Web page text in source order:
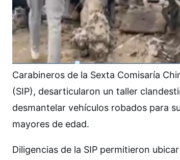
Carabineros de la Sexta Comisaría
(SIP), desarticularon un taller
desmantelar vehículos robados para
mayores de edad.
Diligencias de la SIP permitieron